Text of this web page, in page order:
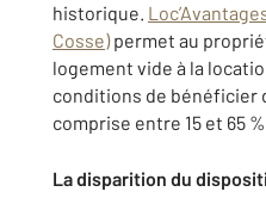
historique.
Cosse)permet au
logement vide à la
conditions de bénéficier
comprise entre 15 et 65
La disparition du